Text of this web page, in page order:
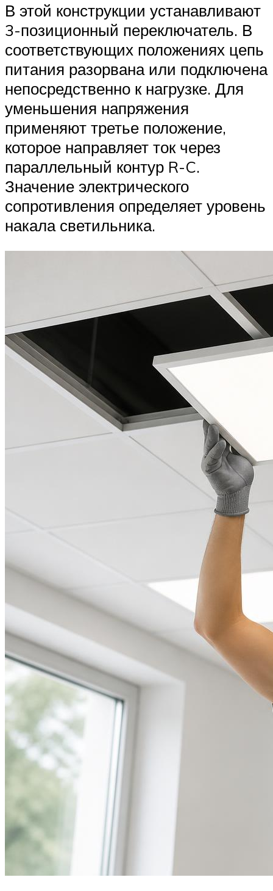
В этой конструкции устанавливают
3-позиционный переключатель. В
соответствующих положениях цепь
питания разорвана или подключена
непосредственно к нагрузке. Для
уменьшения напряжения
применяют третье положение,
которое направляет ток через
параллельный контур R-C.
Значение электрического
сопротивления определяет уровень
накала светильника.